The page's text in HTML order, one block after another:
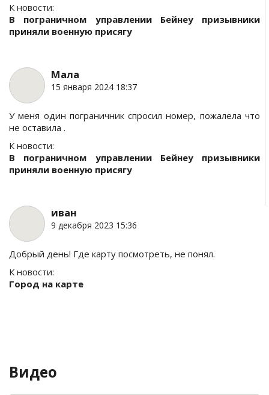
К новости:
В пограничном управлении Бейнеу призывники
приняли военную присягу
Мала
15 января 2024 18:37
У меня один пограничник спросил номер, пожалела что
не оставила .
К новости:
В пограничном управлении Бейнеу призывники
приняли военную присягу
иван
9 декабря 2023 15:36
Добрый день! Где карту посмотреть, не понял.
К новости:
Город на карте
Видео